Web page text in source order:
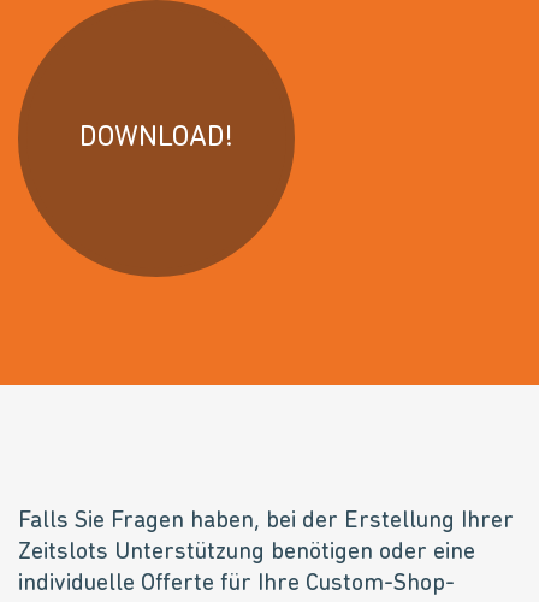
DOWNLOAD!
Falls Sie Fragen haben, bei der Erstellung Ihrer
Zeitslots Unterstützung benötigen oder eine
individuelle Offerte für Ihre Custom-Shop-